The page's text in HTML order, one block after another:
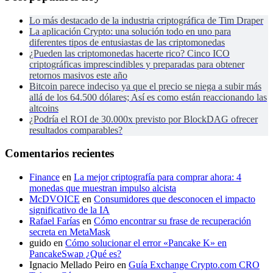
Lo más destacado de la industria criptográfica de Tim Draper
La aplicación Crypto: una solución todo en uno para
diferentes tipos de entusiastas de las criptomonedas
¿Pueden las criptomonedas hacerte rico? Cinco ICO
criptográficas imprescindibles y preparadas para obtener
retornos masivos este año
Bitcoin parece indeciso ya que el precio se niega a subir más
allá de los 64.500 dólares; Así es como están reaccionando las
altcoins
¿Podría el ROI de 30.000x previsto por BlockDAG ofrecer
resultados comparables?
Comentarios recientes
Finance en La mejor criptografía para comprar ahora: 4
monedas que muestran impulso alcista
McDVOICE en Consumidores que desconocen el impacto
significativo de la IA
Rafael Farías en Cómo encontrar su frase de recuperación
secreta en MetaMask
guido en Cómo solucionar el error «Pancake K» en
PancakeSwap ¿Qué es?
Ignacio Mellado Peiro en Guía Exchange Crypto.com CRO